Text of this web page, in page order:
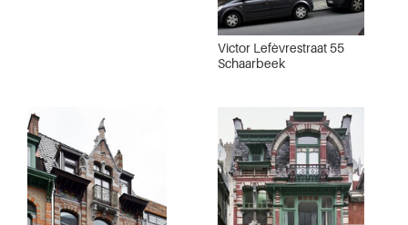
Victor Lefèvrestraat 55
Schaarbeek